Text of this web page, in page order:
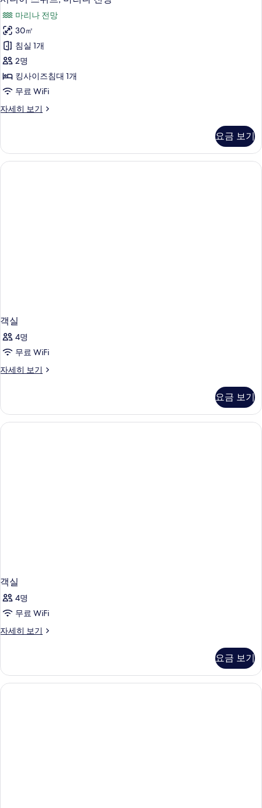
사
진
모
두
보
기
티
오,
정
원
전
망
자
세
히
기
니
어
스
위
트,
마
리
나
망
사
마리나 전망
30㎡
침실 1개
2명
킹사이즈침대 1개
무료 WiFi
자세히 보기
시
위
트,
마
요금 보기
객실
4명
무료 WiFi
자세히 보기
객
히
보
기
요금 보기
객실
4명
무료 WiFi
자세히 보기
객
히
보
기
요금 보기